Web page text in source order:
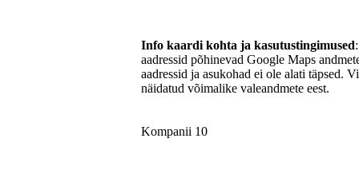
Info kaardi kohta ja kasutustingimused
aadressid põhinevad Google Maps
aadressid ja asukohad ei ole alati täpsed.
näidatud võimalike valeandmete eest.
Kompanii 10